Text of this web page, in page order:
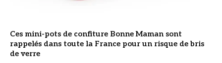
Ces mini-pots de confiture Bonne Maman sont
rappelés dans toute la France pour un risque de bris
de verre